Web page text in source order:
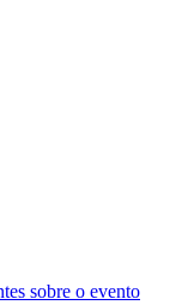
sobre o evento